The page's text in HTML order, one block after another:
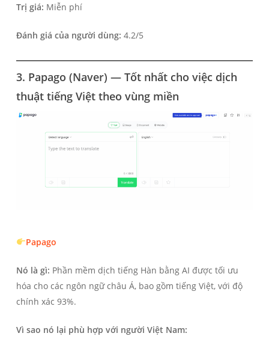
Trị giá: Miễn phí
Đánh giá của người dùng: 4.2/5
3. Papago (Naver) — Tốt nhất cho việc dịch
thuật tiếng Việt theo vùng miền
Papago
Nó là gì: Phần mềm dịch tiếng Hàn bằng AI được tối ưu
hóa cho các ngôn ngữ châu Á, bao gồm tiếng Việt, với độ
chính xác 93%.
Vì sao nó lại phù hợp với người Việt Nam: